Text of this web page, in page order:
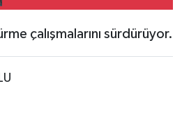
çalışmalarını sürdürüyor.